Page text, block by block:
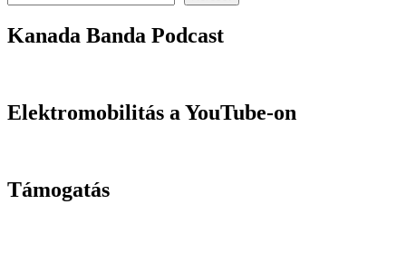
Kanada Banda Podcast
Elektromobilitás a YouTube-on
Támogatás